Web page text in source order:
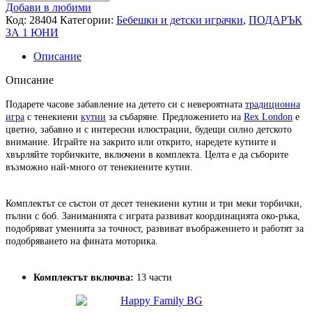
Добави в любими
Код: 28404 Категории: Бебешки и детски играчки, ПОДАРЪК
ЗА 1 ЮНИ
Описание
Описание
Подарете часове забавление на детето си с невероятната традиционна
игра с тенекиени кутии за събаряне. Предложението на Rex London е
цветно, забавно и с интересни илюстрации, будещи силно детското
внимание. Играйте на закрито или открито, наредете кутиите и
хвърляйте торбичките, включени в комплекта. Целта е да съборите
възможно най-много от тенекиените кутии.
Комплектът се състои от десет тенекиени кутии и три меки торбички,
пълни с боб. Заниманията с играта развиват координацията око-ръка,
подобряват уменията за точност, развиват въображението и работят за
подобряването на фината моторика.
Комплектът включва: 13 части